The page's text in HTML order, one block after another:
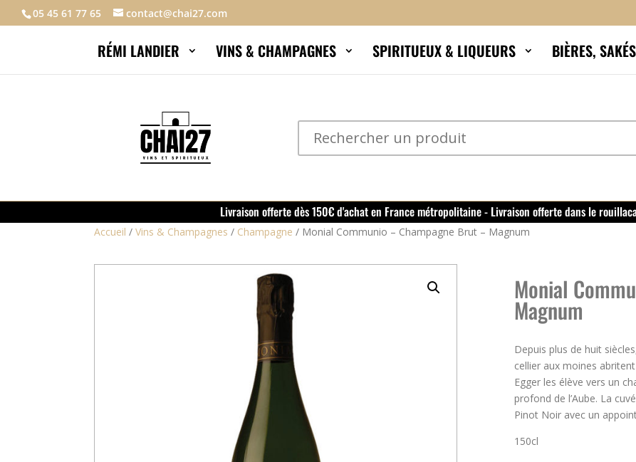
05 45 61 77 65 contact@chai27.com
RÉMI LANDIER VINS & CHAMPAGNES SPIRITUEUX & LIQUEURS BIÈRES,
Livraison offerte dès 150€ d'achat en France métropolitaine - Livraison offerte dans le
Accueil / Vins & Champagnes / Champagne / Monial Communio – Champagne Brut – Magnum
Monial
Magnum
Depuis plus de huit
cellier aux moines
Egger les élève vers un
profond de l’Aube. La
Pinot Noir avec un
150cl